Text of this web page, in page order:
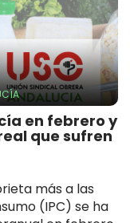
en febrero y
que sufren
más a las
(IPC) se ha